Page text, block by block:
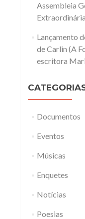
Assembleia
Lançamento
de Carlin (A
escritora
Documentos
Eventos
Músicas
Enquetes
Notícias
Poesias